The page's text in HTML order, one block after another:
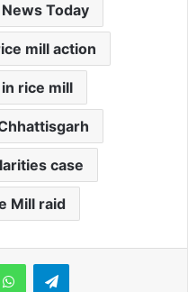
Today
mill action
rice mill
case
Mill raid
WhatsAppTelegram